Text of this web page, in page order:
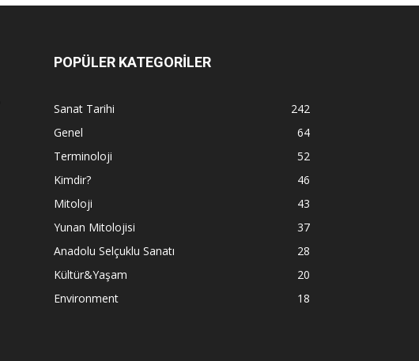
POPÜLER KATEGORİLER
Sanat Tarihi
242
Genel
64
Terminoloji
52
Kimdir?
46
Mitoloji
43
Yunan Mitolojisi
37
Anadolu Selçuklu Sanatı
28
Kültür&Yaşam
20
Environment
18